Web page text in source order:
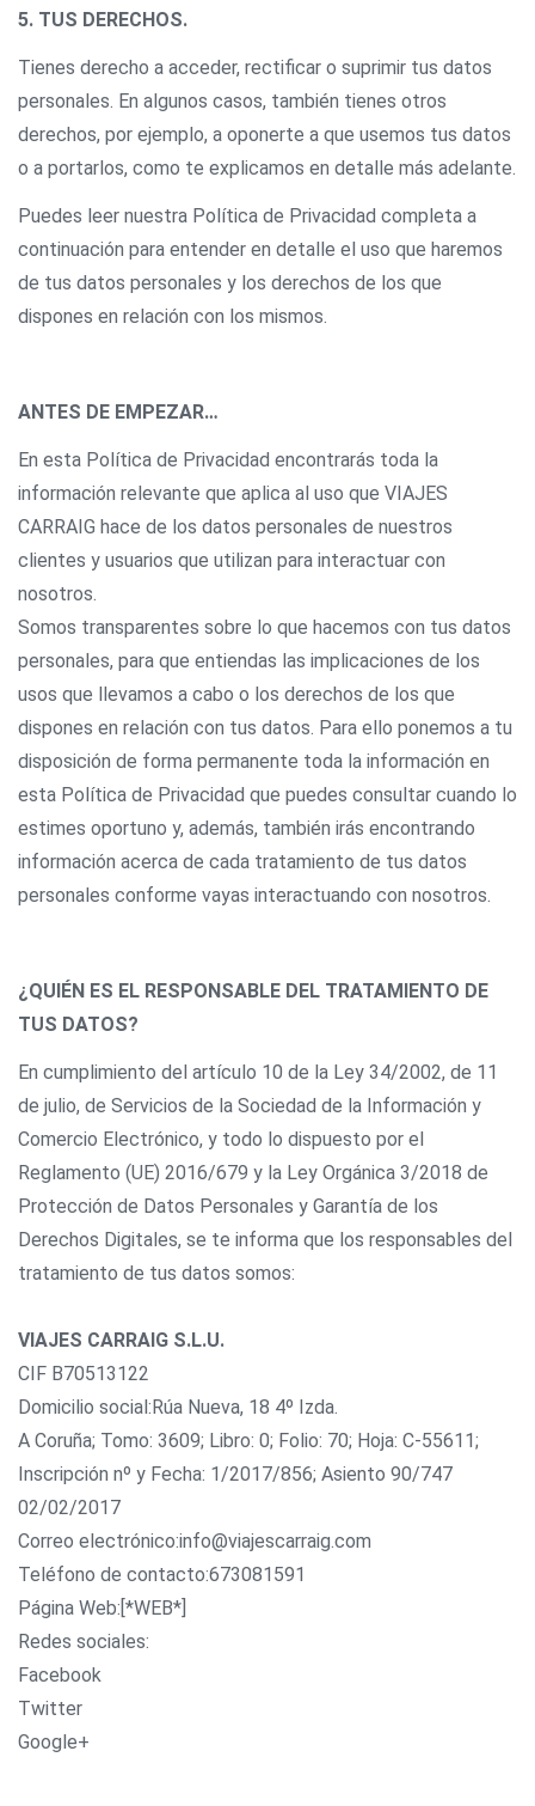
5. TUS DERECHOS.
Tienes derecho a acceder, rectificar o suprimir tus datos
personales. En algunos casos, también tienes otros
derechos, por ejemplo, a oponerte a que usemos tus datos
o a portarlos, como te explicamos en detalle más adelante.
Puedes leer nuestra Política de Privacidad completa a
continuación para entender en detalle el uso que haremos
de tus datos personales y los derechos de los que
dispones en relación con los mismos.
ANTES DE EMPEZAR…
En esta Política de Privacidad encontrarás toda la
información relevante que aplica al uso que VIAJES
CARRAIG hace de los datos personales de nuestros
clientes y usuarios que utilizan para interactuar con
nosotros.
Somos transparentes sobre lo que hacemos con tus datos
personales, para que entiendas las implicaciones de los
usos que llevamos a cabo o los derechos de los que
dispones en relación con tus datos. Para ello ponemos a tu
disposición de forma permanente toda la información en
esta Política de Privacidad que puedes consultar cuando lo
estimes oportuno y, además, también irás encontrando
información acerca de cada tratamiento de tus datos
personales conforme vayas interactuando con nosotros.
¿QUIÉN ES EL RESPONSABLE DEL TRATAMIENTO DE
TUS DATOS?
En cumplimiento del artículo 10 de la Ley 34/2002, de 11
de julio, de Servicios de la Sociedad de la Información y
Comercio Electrónico, y todo lo dispuesto por el
Reglamento (UE) 2016/679 y la Ley Orgánica 3/2018 de
Protección de Datos Personales y Garantía de los
Derechos Digitales, se te informa que los responsables del
tratamiento de tus datos somos:
VIAJES CARRAIG S.L.U.
CIF B70513122
Domicilio social:Rúa Nueva, 18 4º Izda.
A Coruña; Tomo: 3609; Libro: 0; Folio: 70; Hoja: C-55611;
Inscripción nº y Fecha: 1/2017/856; Asiento 90/747
02/02/2017
Correo electrónico:info@viajescarraig.com
Teléfono de contacto:673081591
Página Web:[*WEB*]
Redes sociales:
Facebook
Twitter
Google+